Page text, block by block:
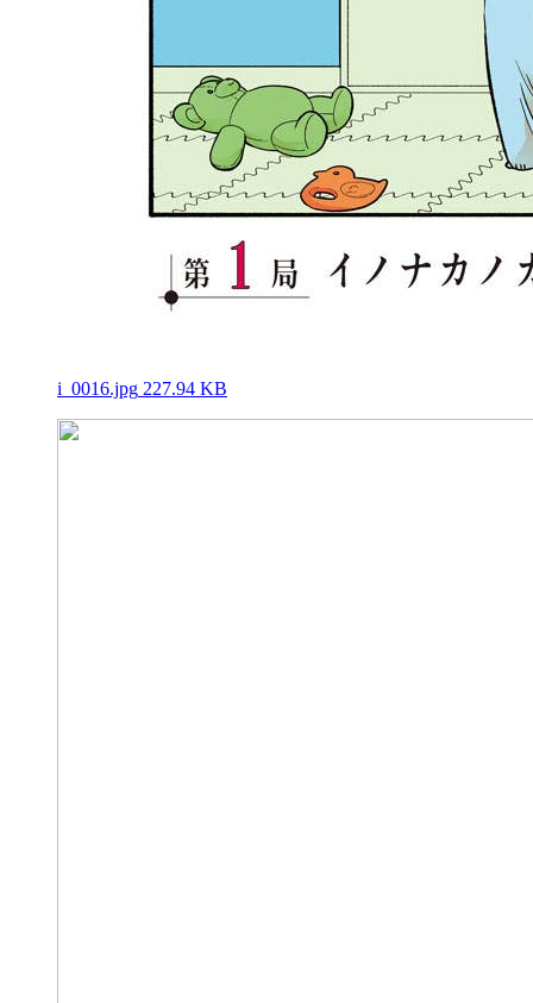
i_0016.jpg 227.94 KB